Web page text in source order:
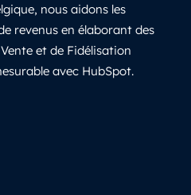
nous aidons les
revenus en élaborant des
et de Fidélisation
avec HubSpot.